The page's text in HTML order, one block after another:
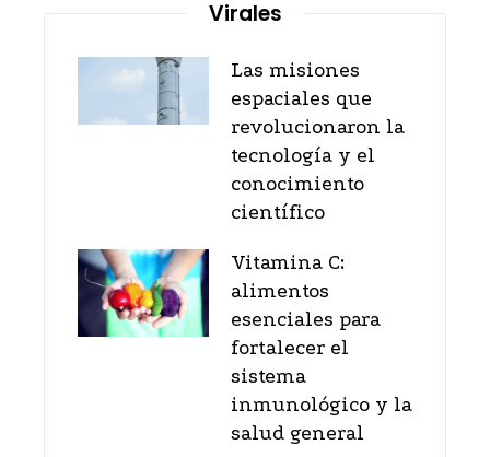
Virales
Las misiones
espaciales que
revolucionaron la
tecnología y el
conocimiento
científico
Vitamina C:
alimentos
esenciales para
fortalecer el
sistema
inmunológico y la
salud general